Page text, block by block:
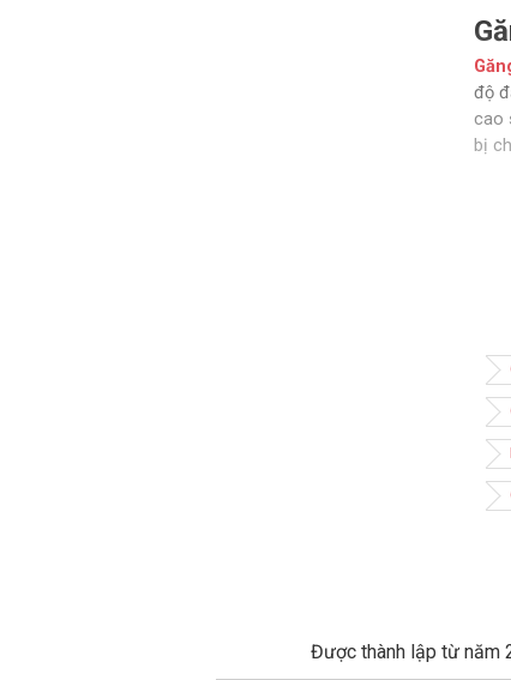
độ
cao
bị
Được thành lập từ năm